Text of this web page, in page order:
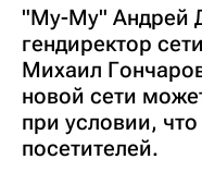
"Му-Му" Андрей
гендиректор
Михаил
новой сети
при условии,
посетителей.